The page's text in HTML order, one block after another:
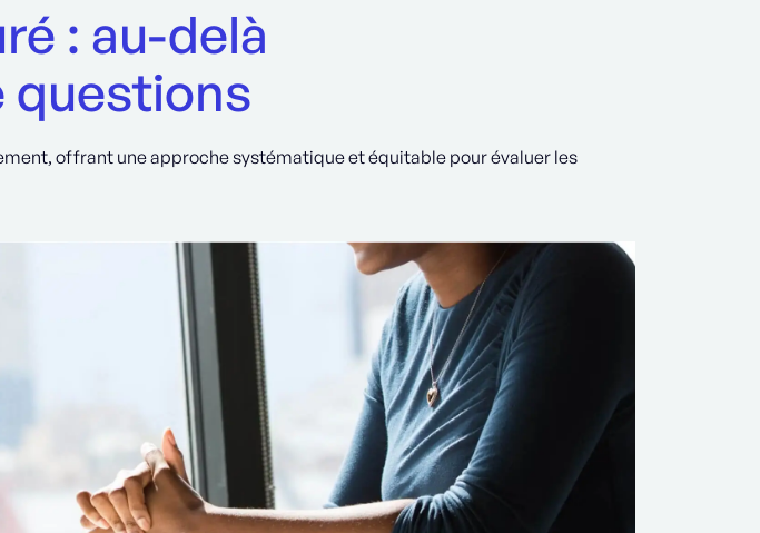
: au-delà
questions
offrant une approche systématique et équitable pour évaluer les